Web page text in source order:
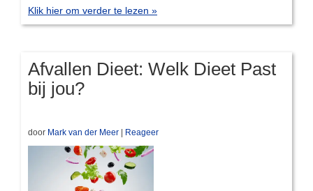
Klik hier om verder te lezen »
Afvallen Dieet: Welk Dieet Past
bij jou?
door Mark van der Meer | Reageer